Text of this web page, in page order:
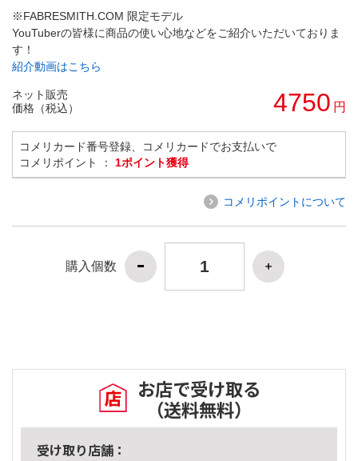
※FABRESMITH.COM 限定モデル
YouTuberの皆様に商品の使い心地などをご紹介いただいておりま
す！
紹介動画はこちら
ネット販売
価格（税込）
4750 円
コメリカード番号登録、コメリカードでお支払いで
コメリポイント ： 1ポイント獲得
コメリポイントについて
購入個数
お店で受け取る
（送料無料）
受け取り店舗：